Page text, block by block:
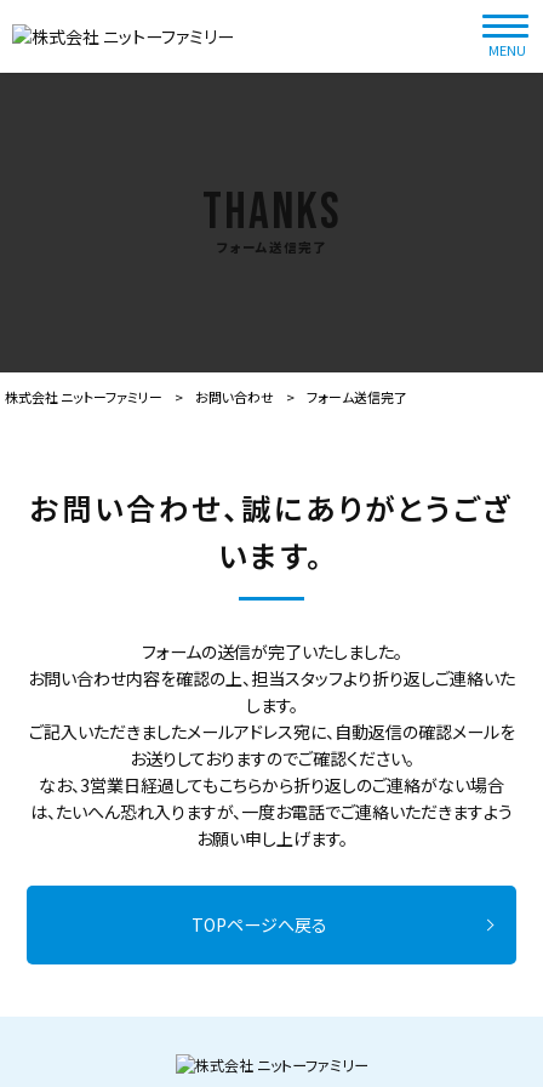
MENU
THANKS
フォーム送信完了
株式会社 ニットーファミリー > お問い合わせ > フォーム送信完了
お問い合わせ、誠にありがとうござ
います。
フォームの送信が完了いたしました。
お問い合わせ内容を確認の上、担当スタッフより折り返しご連絡いた
します。
ご記入いただきましたメールアドレス宛に、自動返信の確認メールを
お送りしておりますのでご確認ください。
なお、3営業日経過してもこちらから折り返しのご連絡がない場合
は、たいへん恐れ入りますが、一度お電話でご連絡いただきますよう
お願い申し上げます。
TOPページへ戻る